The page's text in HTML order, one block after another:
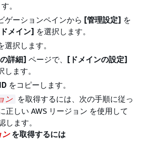
。
ゲーションペインから [管理設定‭] を
メイン] を選択します。
選択します。
詳細] ページで、 [ドメインの設定]
します。
をコピーします。
ン
を取得するには、次の手順に従っ
正しい AWS リージョン を使用して
します。
ンを取得するには